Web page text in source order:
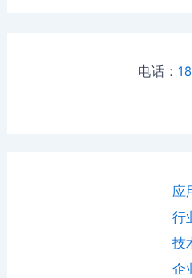
电话：
应
行
技
企